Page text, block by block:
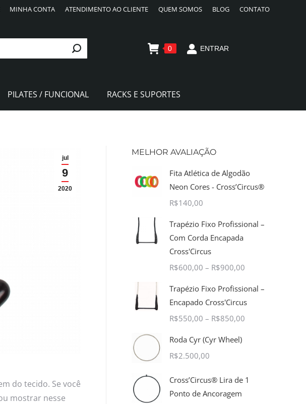
MINHA CONTA ATENDIMENTO AO CLIENTE QUEM SOMOS BLOG CONTATO
0 ENTRAR
PILATES / FUNCIONAL RACKS E SUPORTES
jul
9
2020
do tecido. Se você
mostrar nesse
MELHOR AVALIAÇÃO
Fita Atlética de Algodão
Neon Cores - Cross’Circus®
R$140,00
Trapézio Fixo Profissional –
Com Corda Encapada
Cross'Circus
R$600,00 – R$900,00
Trapézio Fixo Profissional –
Encapado Cross'Circus
R$550,00 – R$850,00
Roda Cyr (Cyr Wheel)
R$2.500,00
Cross’Circus® Lira de 1
Ponto de Ancoragem